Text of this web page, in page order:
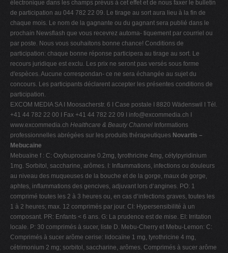
électronique dans les champs prévus à cet effet et de nous faxer le bulletin
de participation au 044 782 22 09. Le tirage au sort aura lieu à la fin de
chaque mois. Le nom de la gagnante ou du gagnant sera publié dans le
prochain Newsflash que vous recevrez automa- tiquement par courriel ou
par poste. Nous vous souhaitons bonne chance! Conditions de
participation: chaque bonne réponse participera au tirage au sort. Le
recours juridique est exclu. Les prix ne seront pas versés sous forme
d'espèces. Aucune correspondan- ce ne sera échangée au sujet du
concours. Les participants déclarent accepter les présentes conditions de
participation.
EXCOM MEDIA SA I Moosacherstr. 6 I Case postale I 8820 Wädenswil I Tél.
+41 44 782 22 00 I Fax +41 44 782 22 09 I info@excommedia.ch I
www.excommedia.ch Healthcare & Beauty Channel Informations
professionnelles abrégées sur les produits thérapeutiques Novartis –
Mebucaïne
Mebuaïne f : C: Oxybuprocaine 0.2mg, tyrothricine 4mg, cétylpyridinium
1mg. Sorbitol, saccharine, arômes. I: Inflammations, infections ou douleurs
au niveau des muqueuses de la bouche et de la gorge, maux de gorge,
aphtes, inflammations des gencives, adjuvant lors d‘angines. PO: 1
comprimé toutes les 2 à 3 heures ou, en cas d‘infections graves, toutes les
1 à 2 heures; max. 12 comprimés par jour. CI: Hypersensibilité à un
composant. PR: Enfants < 6 ans. G: La prudence est de mise. EI: Irritation
locale. P: 30 comprimés à sucer, liste D. Mebu-Cherry et Mebu-Lemon: C:
Comprimés à sucer arôme cerise: lidocaïne 1 mg, tyrothricine 4 mg,
cétrimonium 2 mg; sorbitol, saccharine, arômes. Comprimés à sucer arôme